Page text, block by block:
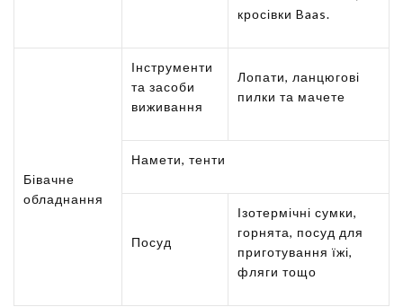
кросівки Baas.
Бівачне
обладнання
Інструменти
та засоби
виживання
Лопати, ланцюгові
пилки та мачете
Намети, тенти
Посуд
Ізотермічні сумки,
горнята, посуд для
приготування їжі,
фляги тощо